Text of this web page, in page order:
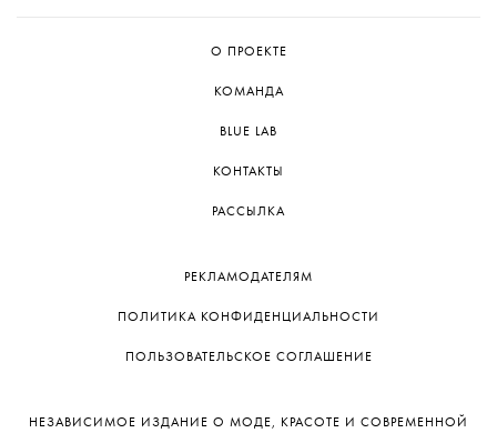
О ПРОЕКТЕ
КОМАНДА
BLUE LAB
КОНТАКТЫ
РАССЫЛКА
РЕКЛАМОДАТЕЛЯМ
ПОЛИТИКА КОНФИДЕНЦИАЛЬНОСТИ
ПОЛЬЗОВАТЕЛЬСКОЕ СОГЛАШЕНИЕ
НЕЗАВИСИМОЕ ИЗДАНИЕ О МОДЕ, КРАСОТЕ И СОВРЕМЕННОЙ